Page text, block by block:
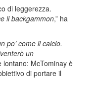
di leggerezza.
il backgammon,” ha
po’ come il calcio.
un
lontano: McTominay è
di portare il